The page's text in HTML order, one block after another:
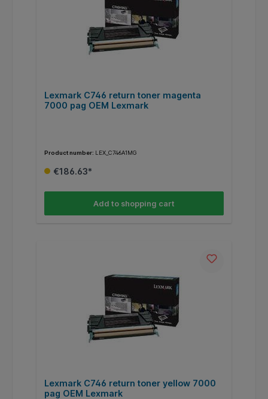
Lexmark C746 return toner magenta
7000 pag OEM Lexmark
Product number: LEX_C746A1MG
€186.63*
Add to shopping cart
Lexmark C746 return toner yellow 7000
pag OEM Lexmark